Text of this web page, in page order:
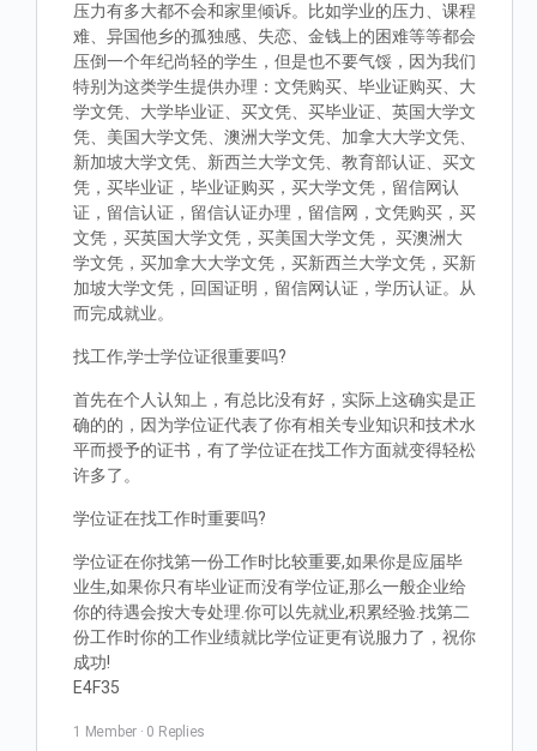
压力有多大都不会和家里倾诉。比如学业的压力、课程
难、异国他乡的孤独感、失恋、金钱上的困难等等都会
压倒一个年纪尚轻的学生，但是也不要气馁，因为我们
特别为这类学生提供办理：文凭购买、毕业证购买、大
学文凭、大学毕业证、买文凭、买毕业证、英国大学文
凭、美国大学文凭、澳洲大学文凭、加拿大大学文凭、
新加坡大学文凭、新西兰大学文凭、教育部认证、买文
凭，买毕业证，毕业证购买，买大学文凭，留信网认
证，留信认证，留信认证办理，留信网，文凭购买，买
文凭，买英国大学文凭，买美国大学文凭， 买澳洲大
学文凭，买加拿大大学文凭，买新西兰大学文凭，买新
加坡大学文凭，回国证明，留信网认证，学历认证。从
而完成就业。
找工作,学士学位证很重要吗?
首先在个人认知上，有总比没有好，实际上这确实是正
确的的，因为学位证代表了你有相关专业知识和技术水
平而授予的证书，有了学位证在找工作方面就变得轻松
许多了。
学位证在找工作时重要吗?
学位证在你找第一份工作时比较重要,如果你是应届毕
业生,如果你只有毕业证而没有学位证,那么一般企业给
你的待遇会按大专处理.你可以先就业,积累经验.找第二
份工作时你的工作业绩就比学位证更有说服力了，祝你
成功!
E4F35
1 Member · 0 Replies